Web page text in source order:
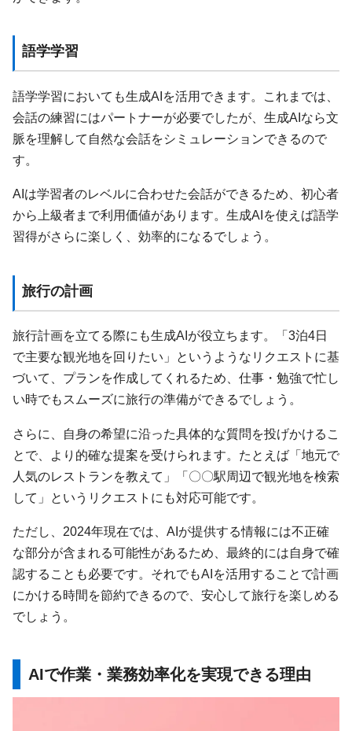
語学学習
語学学習においても生成AIを活用できます。これまでは、
会話の練習にはパートナーが必要でしたが、生成AIなら文
脈を理解して自然な会話をシミュレーションできるので
す。
AIは学習者のレベルに合わせた会話ができるため、初心者
から上級者まで利用価値があります。生成AIを使えば語学
習得がさらに楽しく、効率的になるでしょう。
旅行の計画
旅行計画を立てる際にも生成AIが役立ちます。「3泊4日
で主要な観光地を回りたい」というようなリクエストに基
づいて、プランを作成してくれるため、仕事・勉強で忙し
い時でもスムーズに旅行の準備ができるでしょう。
さらに、自身の希望に沿った具体的な質問を投げかけるこ
とで、より的確な提案を受けられます。たとえば「地元で
人気のレストランを教えて」「〇〇駅周辺で観光地を検索
して」というリクエストにも対応可能です。
ただし、2024年現在では、AIが提供する情報には不正確
な部分が含まれる可能性があるため、最終的には自身で確
認することも必要です。それでもAIを活用することで計画
にかける時間を節約できるので、安心して旅行を楽しめる
でしょう。
AIで作業・業務効率化を実現できる理由